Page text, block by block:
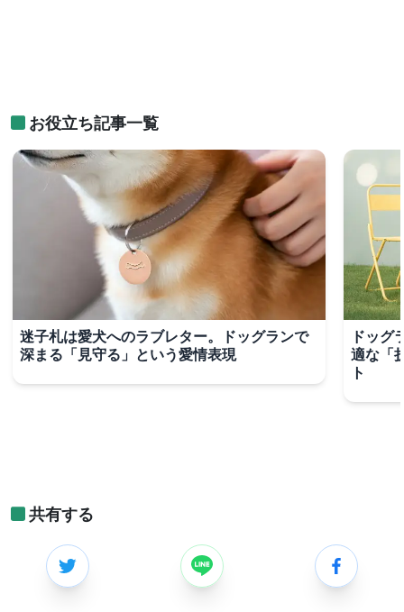
お役立ち記事一覧
迷子札は愛犬へのラブレター。ドッグランで
深まる「見守る」という愛情表現
ドッグ
適な「
ト
共有する